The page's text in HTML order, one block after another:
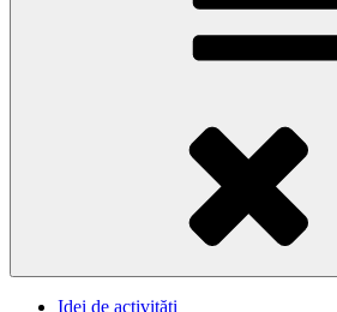
Idei de activități